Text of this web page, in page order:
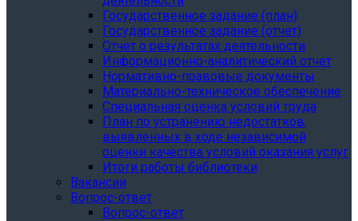
Государственное задание (план)
Государственное задание (отчет)
Отчет о результатах деятельности
Информационно-аналитический отчет
Нормативно-правовые документы
Материально-техническое обеспечение
Специальная оценка условий труда
План по устранению недостатков,
выявленных в ходе независимой
оценки качества условий оказания услуг
Итоги работы библиотеки
Вакансии
Вопрос-ответ
Вопрос-ответ